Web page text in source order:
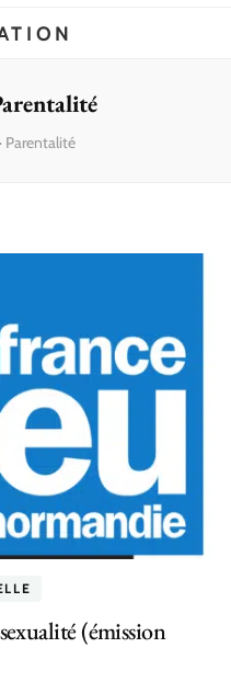
Parentalité
(émission